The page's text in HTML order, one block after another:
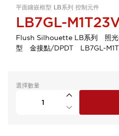
平面鑲嵌框型 LB系列 控制元件
LB7GL-
Flush Silhouette LB系列 照
型 金接點/DPDT LB7GL-
選擇數量